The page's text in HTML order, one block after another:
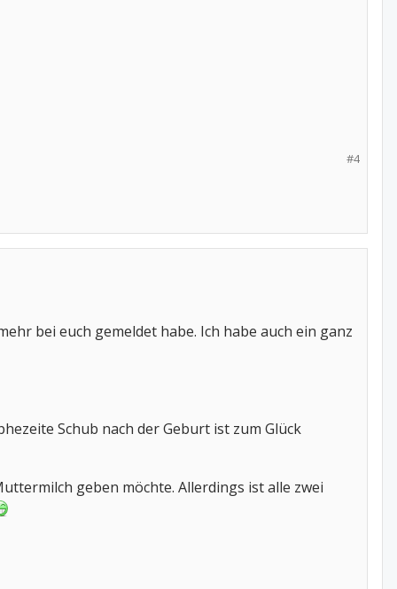
#4
bei euch gemeldet habe. Ich habe auch ein ganz
Schub nach der Geburt ist zum Glück
geben möchte. Allerdings ist alle zwei